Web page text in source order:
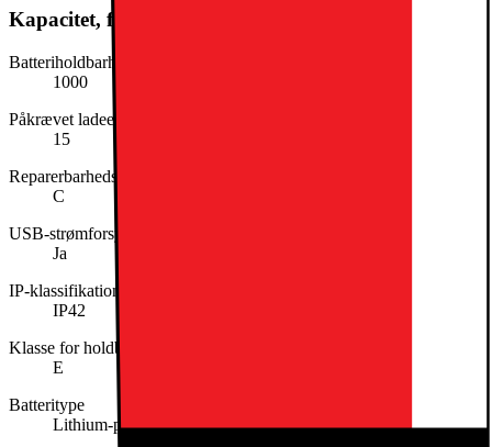
Kapacitet, forbrug og strøm
Batteriholdbarhed i cyklusser
1000
Påkrævet ladeeffekt (min. i W)
15
Reparerbarhedsklasse
C
USB-strømforsyning (USB PD)
Ja
IP-klassifikation
IP42
Klasse for holdbarhed ved gentagne frie fald
E
Batteritype
Lithium-polymer